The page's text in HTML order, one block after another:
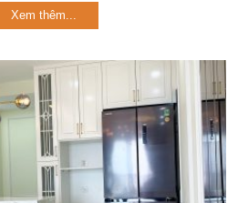
Xem thêm...